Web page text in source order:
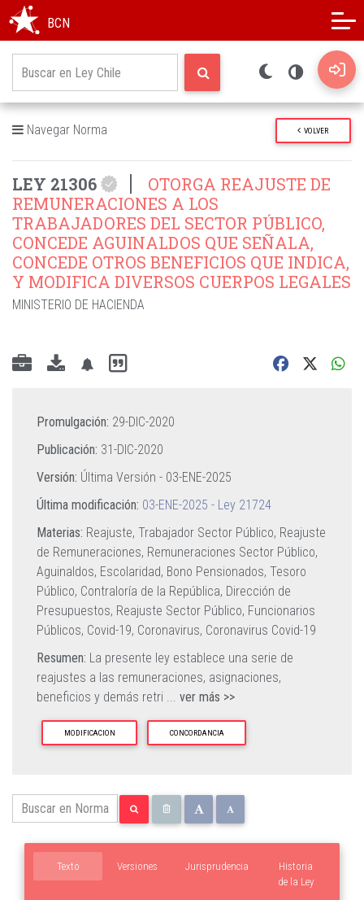
BCN
Navegar Norma VOLVER
LEY 21306
OTORGA REAJUSTE DE
REMUNERACIONES A LOS
TRABAJADORES DEL SECTOR PÚBLICO,
CONCEDE AGUINALDOS QUE SEÑALA,
CONCEDE OTROS BENEFICIOS QUE INDICA,
Y MODIFICA DIVERSOS CUERPOS LEGALES
MINISTERIO DE HACIENDA
Promulgación: 29-DIC-2020
Publicación: 31-DIC-2020
Versión: Última Versión - 03-ENE-2025
Última modificación: 03-ENE-2025 - Ley 21724
Materias: Reajuste, Trabajador Sector Público, Reajuste
de Remuneraciones, Remuneraciones Sector Público,
Aguinaldos, Escolaridad, Bono Pensionados, Tesoro
Público, Contraloría de la República, Dirección de
Presupuestos, Reajuste Sector Público, Funcionarios
Públicos, Covid-19, Coronavirus, Coronavirus Covid-19
Resumen: La presente ley establece una serie de
reajustes a las remuneraciones, asignaciones,
beneficios y demás retri ... ver más >>
MODIFICACION CONCORDANCIA
Texto Versiones Jurisprudencia
Historia
de la Ley